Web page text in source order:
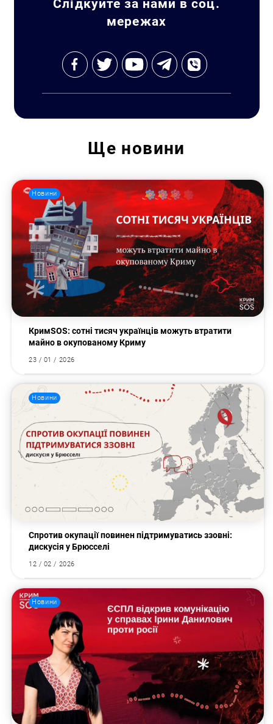
Слідкуйте за нами в соц.
мережах
Ще новини
Новини
КримSOS: сотні тисяч українців можуть втратити
майно в окупованому Криму
23 / 01 / 2026
Новини
Спротив окупації повинен підтримуватись ззовні:
дискусія у Брюсселі
12 / 02 / 2026
Новини